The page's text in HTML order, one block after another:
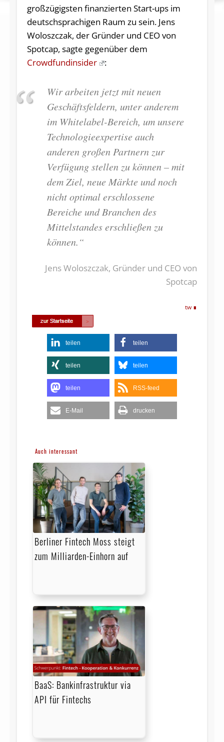
großzügigsten finanzierten Start-ups im
deutschsprachigen Raum zu sein. Jens
Woloszczak, der Gründer und CEO von
Spotcap, sagte gegenüber dem
Crowdfundinsider
:
Wir arbeiten jetzt mit neuen
Geschäftsfeldern, unter anderem
im Whitelabel-Bereich, um unsere
Technologieexpertise auch
anderen großen Partnern zur
Verfügung stellen zu können – mit
dem Ziel, neue Märkte und noch
nicht optimal erschlossene
Bereiche und Branchen des
Mittelstandes erschließen zu
können.“
Jens Woloszczak, Gründer und CEO von
Spotcap
tw
teilen teilen
teilen teilen
teilen RSS-feed
E-Mail drucken
Auch interessant
Berliner Fintech Moss steigt
zum Milliarden-Einhorn auf
BaaS: Bankinfrastruktur via
API für Fintechs